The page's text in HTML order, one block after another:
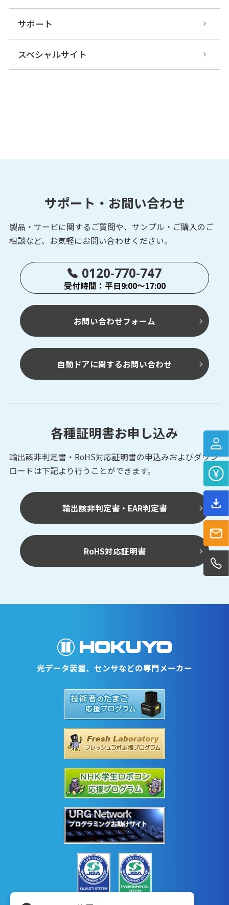
サポート
スペシャルサイト
サポート・お問い合わせ
製品・サービに関するご質問や、サンプル・ご購入の ご
相談など、お気軽にお問い合わせください。
0120-770-747
受付時間：平日9:00～17:00
お問い合わせフォーム
自動ドアに関するお問い合わせ
各種証明書お申し込み
輸出該非判定書・RoHS対応証明書の申込みおよびダウン
ロードは下記より行うことができます。
輸出該非判定書・EAR判定書
RoHS対応証明書
光データ装置、センサなどの専門メーカー